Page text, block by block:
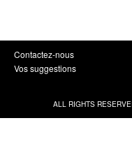
Contactez-nous
Vos suggestions
ALL RIGHTS